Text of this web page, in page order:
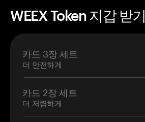
WEEX Token 지갑 받기
카드 3장 세트
더 안전하게
카드 2장 세트
더 저렴하게